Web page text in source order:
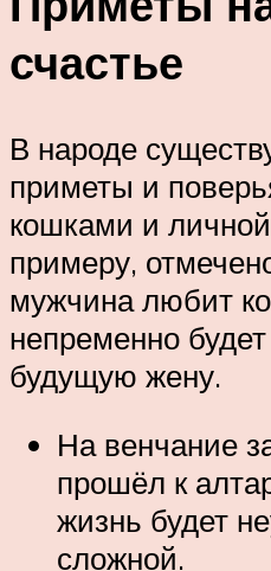
счастье
В народе
приметы и
кошками и
примеру,
мужчина любит
непременно
будущую жену.
На венчание
прошёл к
жизнь будет
сложной.